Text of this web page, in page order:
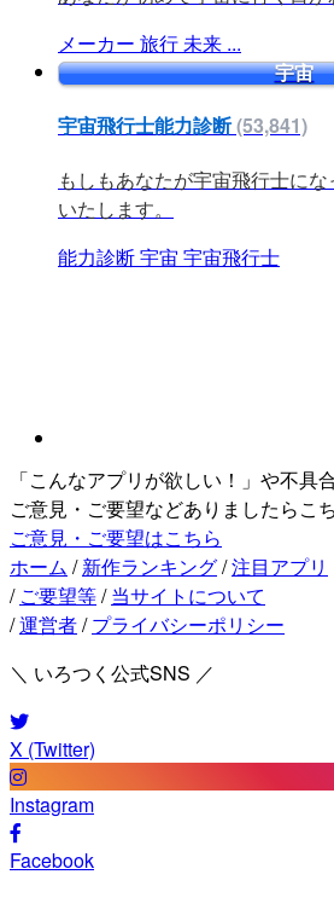
メーカー 旅行 未来 ...
宇宙
宇宙飛行士能力診断(53,841)
もしもあなたが宇宙飛行士に
いたします。
能力診断宇宙 宇宙飛行士
「こんなアプリが欲しい！」や不具
ご意見・ご要望などありましたらこ
ご意見・ご要望はこちら
ホーム / 新作ランキング/注目アプリ
/ ご要望等/ 当サイトについて
/運営者/ プライバシーポリシー
＼ いろつく公式SNS ／
X (Twitter)
Instagram
Facebook